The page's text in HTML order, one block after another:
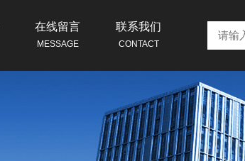
在线留言
MESSAGE
联系我们
CONTACT